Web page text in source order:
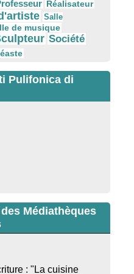
Réalisateur
Salle
de musique
Société
Pulifonica di
Médiathèques
par Dominique